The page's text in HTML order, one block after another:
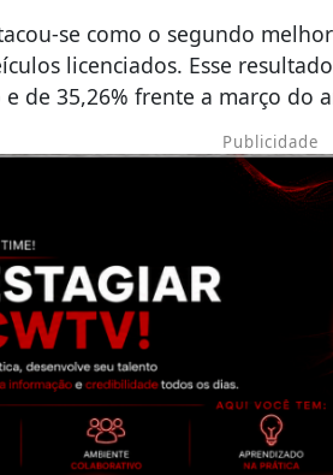
se como o segundo
licenciados. Esse
de 35,26% frente a março do
Publicidade